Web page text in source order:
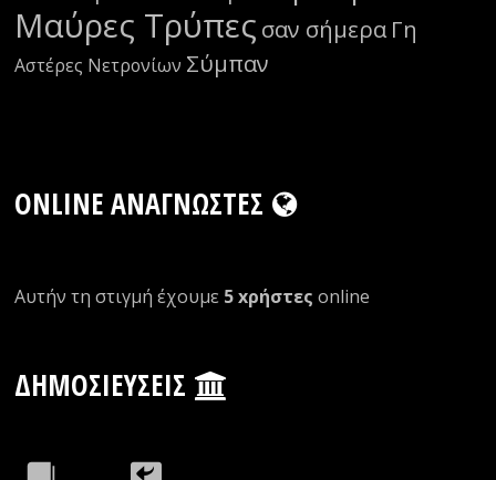
Μαύρες Τρύπες σαν σήμερα Γη
Αστέρες Νετρονίων Σύμπαν
ONLINE ΑΝΑΓΝΏΣΤΕΣ
Αυτήν τη στιγμή έχουμε 5 xρήστες οnline
ΔΗΜΟΣΙΕΎΣΕΙΣ